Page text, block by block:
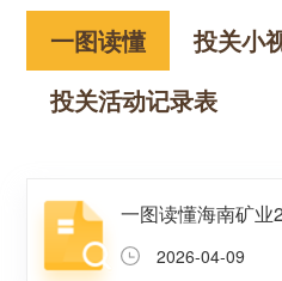
一图读懂 投关小
投关活动记录表
一图读懂海南矿
2026-04-09